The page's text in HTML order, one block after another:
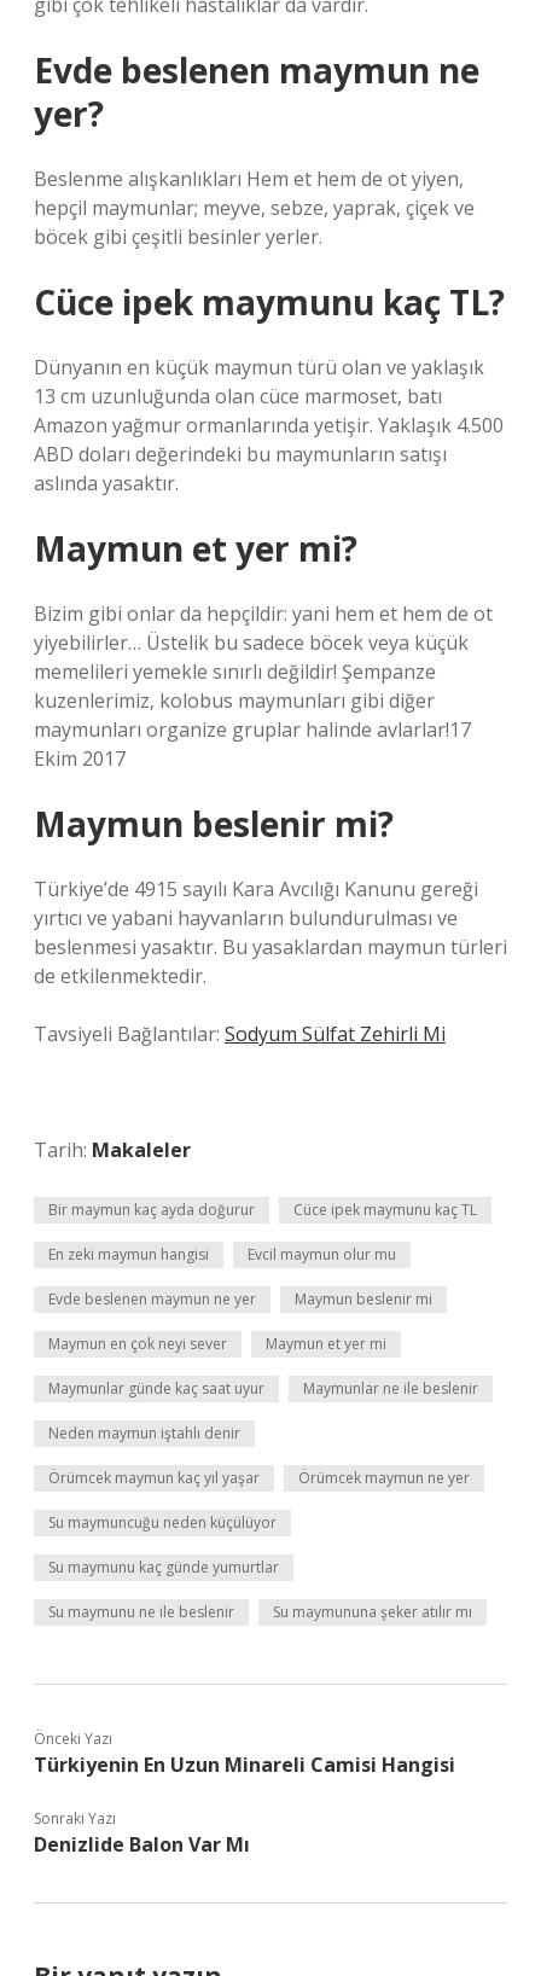
Evde beslenen maymun ne
yer?
Beslenme alışkanlıkları Hem et hem de ot yiyen,
hepçil maymunlar; meyve, sebze, yaprak, çiçek ve
böcek gibi çeşitli besinler yerler.
Cüce ipek maymunu kaç TL?
Dünyanın en küçük maymun türü olan ve yaklaşık
13 cm uzunluğunda olan cüce marmoset, batı
Amazon yağmur ormanlarında yetişir. Yaklaşık 4.500
ABD doları değerindeki bu maymunların satışı
aslında yasaktır.
Maymun et yer mi?
Bizim gibi onlar da hepçildir: yani hem et hem de ot
yiyebilirler… Üstelik bu sadece böcek veya küçük
memelileri yemekle sınırlı değildir! Şempanze
kuzenlerimiz, kolobus maymunları gibi diğer
maymunları organize gruplar halinde avlarlar!17
Ekim 2017
Maymun beslenir mi?
Türkiye’de 4915 sayılı Kara Avcılığı Kanunu gereği
yırtıcı ve yabani hayvanların bulundurulması ve
beslenmesi yasaktır. Bu yasaklardan maymun türleri
de etkilenmektedir.
Tavsiyeli Bağlantılar: Sodyum Sülfat Zehirli Mi
Tarih: Makaleler
Bir maymun kaç ayda doğurur Cüce ipek maymunu kaç TL
En zeki maymun hangisi Evcil maymun olur mu
Evde beslenen maymun ne yer Maymun beslenir mi
Maymun en çok neyi sever Maymun et yer mi
Maymunlar günde kaç saat uyur Maymunlar ne ile beslenir
Neden maymun iştahlı denir
Örümcek maymun kaç yıl yaşar Örümcek maymun ne yer
Su maymuncuğu neden küçülüyor
Su maymunu kaç günde yumurtlar
Su maymunu ne ile beslenir Su maymununa şeker atılır mı
Önceki Yazı
Türkiyenin En Uzun Minareli Camisi Hangisi
Sonraki Yazı
Denizlide Balon Var Mı